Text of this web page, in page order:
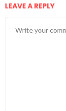
LEAVE A REPLY